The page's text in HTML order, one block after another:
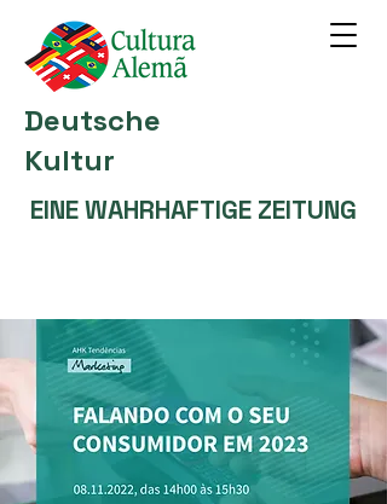
Deutsche
Kultur
EINE WAHRHAFTIGE ZEITUNG